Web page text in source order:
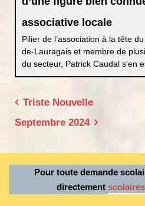
o
o
k
n
g
er
p
p
associative locale
Pilier de l’association à la tête
de-Lauragais et membre de
du secteur, Patrick Caudal s’en
Navigation
de
Triste Nouvelle
Septembre 2024
Pour toute demande
directement